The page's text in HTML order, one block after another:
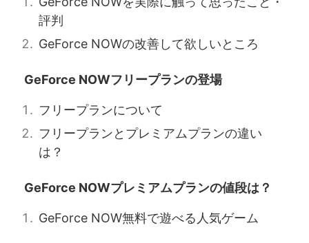
評判
GeForce NOWの改善して欲しいところ
GeForce NOWフリープランの登場
フリープランについて
フリープランとプレミアムプランの違い
は？
GeForce NOWプレミアムプランの値段は？
GeForce NOW無料で遊べる人気ゲーム